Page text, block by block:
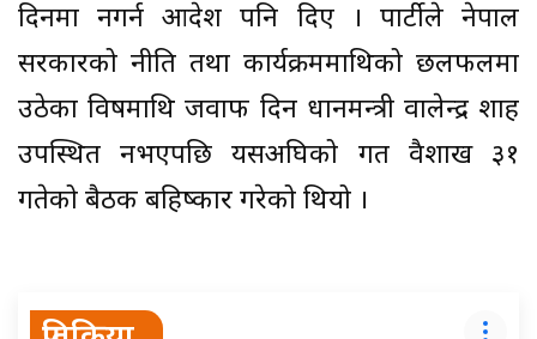
दिनमा नगर्न आदेश पनि दिए । पार्टीले नेपाल
सरकारको नीति तथा कार्यक्रममाथिको छलफलमा
उठेका विषमाथि जवाफ दिन प्रधानमन्त्री वालेन्द्र शाह
उपस्थित नभएपछि यसअघिको गत वैशाख ३१
गतेको बैठक बहिष्कार गरेको थियो ।